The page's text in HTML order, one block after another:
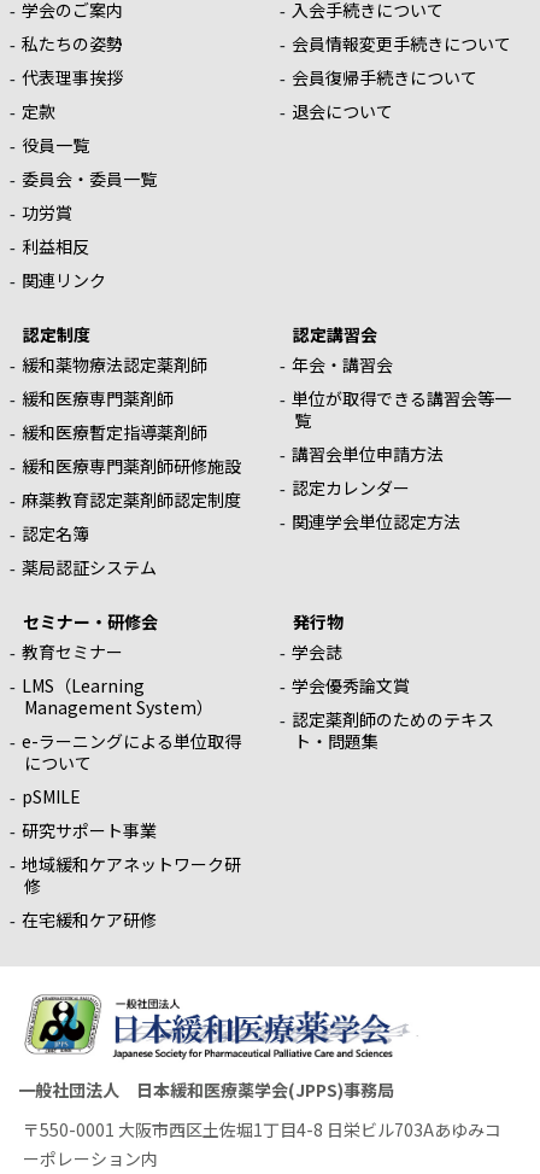
学会のご案内
私たちの姿勢
代表理事挨拶
定款
役員一覧
委員会・委員一覧
功労賞
利益相反
関連リンク
入会手続きについて
会員情報変更手続きについて
会員復帰手続きについて
退会について
認定制度
緩和薬物療法認定薬剤師
緩和医療専門薬剤師
緩和医療暫定指導薬剤師
緩和医療専門薬剤師研修施設
麻薬教育認定薬剤師認定制度
認定名簿
薬局認証システム
認定講習会
年会・講習会
単位が取得できる講習会等一
覧
講習会単位申請方法
認定カレンダー
関連学会単位認定方法
セミナー・研修会
教育セミナー
LMS（Learning
Management System）
e-ラーニングによる単位取得
について
pSMILE
研究サポート事業
地域緩和ケアネットワーク研
修
在宅緩和ケア研修
発行物
学会誌
学会優秀論文賞
認定薬剤師のためのテキス
ト・問題集
一般社団法人 日本緩和医療薬学会(JPPS)事務局
〒550-0001 大阪市西区土佐堀1丁目4-8 日栄ビル703Aあゆみコ
ーポレーション内